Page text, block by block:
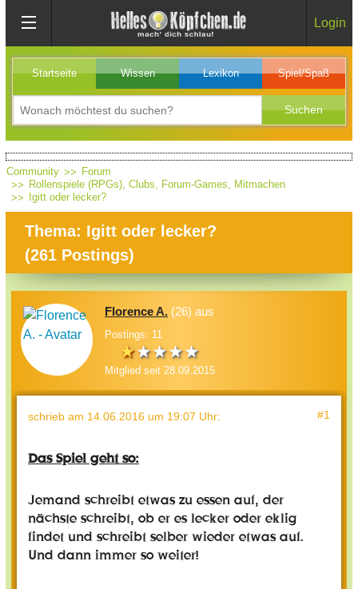
Login
Startseite Wissen Lexikon Spiel/Spaß
Community
Forum
Rollenspiele (RPGs), Clubs, Forum-Games, Mitmachen
Igitt oder lecker?
Thema: Igitt oder lecker?
(261 Postings)
Florence A. (26) aus
Postings: 11
Mitglied seit 28.09.2015
schrieb am 14.06.2016 um 19:07 Uhr: #1
Das Spiel geht so:
Jemand schreibt etwas zu essen auf, der
nächste schreibt, ob er es lecker oder eklig
findet und schreibt selber wieder etwas auf.
Und dann immer so weiter!